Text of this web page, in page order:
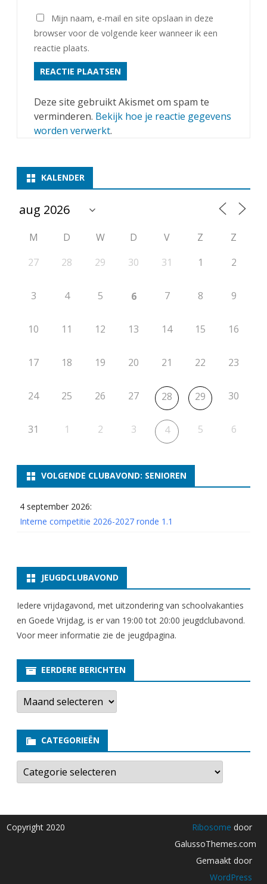
Mijn naam, e-mail en site opslaan in deze
browser voor de volgende keer wanneer ik een
reactie plaats.
Deze site gebruikt Akismet om spam te
verminderen. Bekijk hoe je reactie gegevens
worden verwerkt.
KALENDER
M D W D V Z
Z
27
28 29 30 31 1 2
3 4 5 6 7 8 9
10 11 12 13 14 15 16
17 18 19 20 21 22 23
24 25 26 27 28 29 30
31 1 2 3 4 5 6
VOLGENDE CLUBAVOND: SENIOREN
4 september 2026:
Interne competitie 2026-2027 ronde 1.1
JEUGDCLUBAVOND
Iedere vrijdagavond, met uitzondering van schoolvakanties
en Goede Vrijdag, is er van 19:00 tot 20:00 jeugdclubavond.
Voor meer informatie zie de jeugdpagina.
EERDERE BERICHTEN
E
r
e
e
b
r
t
e
CATEGORIEËN
C
t
o
r
i
Copyright 2020 Ribosome door
GalussoThemes.com
Gemaakt door
WordPress